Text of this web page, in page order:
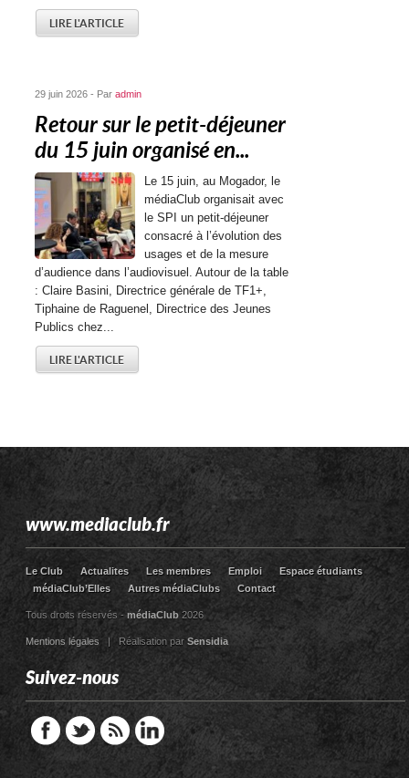
LIRE L'ARTICLE
29 juin 2026 - Paradmin
Retour sur le petit-déjeuner
du 15 juin organisé en...
Le 15 juin, au Mogador, le
médiaClub organisait avec
le SPI un petit-déjeuner
consacré à l’évolution des
usages et de la mesure
d’audience dans l’audiovisuel. Autour de la table
: Claire Basini, Directrice générale de TF1+,
Tiphaine de Raguenel, Directrice des Jeunes
Publics chez...
LIRE L'ARTICLE
www.mediaclub.fr
Le Club Actualites Les membres Emploi
Espace étudiants
médiaClub’Elles
Autres médiaClubs Contact
Tous droits réservés -médiaClub 2026
Mentions légales| Réalisation parSensidia
Suivez-nous